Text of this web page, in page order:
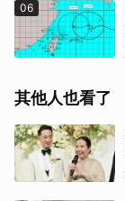
06
其他人也看了